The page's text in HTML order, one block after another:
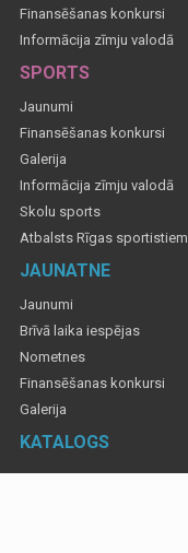
Finansēšanas konkursi
Informācija zīmju valodā
SPORTS
Jaunumi
Finansēšanas konkursi
Galerija
Informācija zīmju valodā
Skolu sports
Atbalsts Rīgas sportistiem
JAUNATNE
Jaunumi
Brīvā laika iespējas
Nometnes
Finansēšanas konkursi
Galerija
KATALOGS